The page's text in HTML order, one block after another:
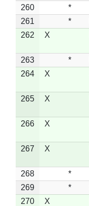
260 *
261
*
262
X
263 *
264
X
265 X
266 X
267 X
268 *
269
*
270
X